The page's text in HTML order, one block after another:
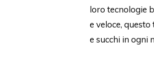
loro tecnologie
e veloce,
e succhi in ogni